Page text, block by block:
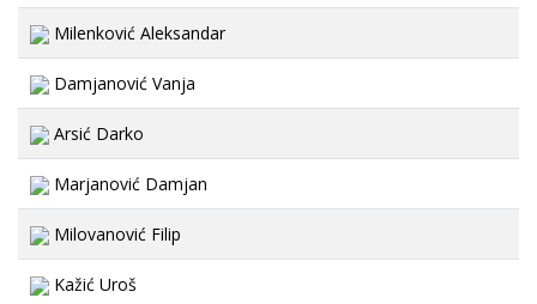
Milenković Aleksandar
Damjanović Vanja
Arsić Darko
Marjanović Damjan
Milovanović Filip
Kažić Uroš